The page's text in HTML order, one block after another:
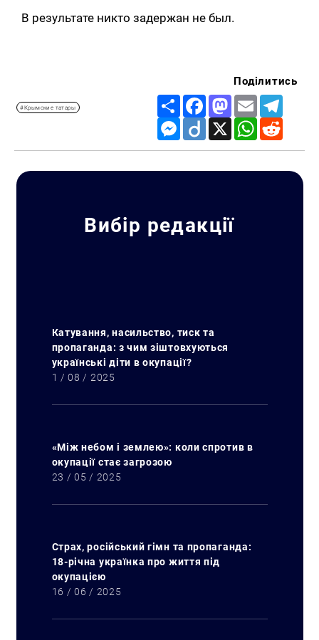
В результате никто задержан не был.
#Крымские татары
Поділитись
Share FacebookMastodon
Email
Messenger
Diigo X WhatsApp
Вибір редакції
Катування, насильство, тиск та
пропаганда: з чим зіштовхуються
українські діти в окупації?
1 / 08 / 2025
«Між небом і землею»: коли спротив в
окупації стає загрозою
23 / 05 / 2025
Страх, російський гімн та пропаганда:
18-річна українка про життя під
окупацією
16 / 06 / 2025